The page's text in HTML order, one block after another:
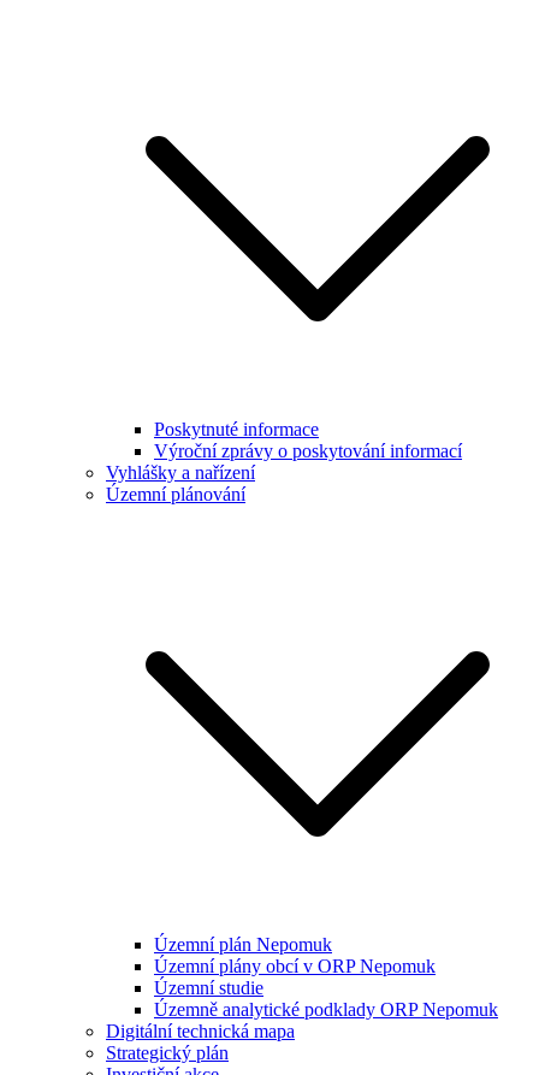
Poskytnuté informace
Výroční zprávy o poskytování informací
Vyhlášky a nařízení
Územní plánování
Územní plán Nepomuk
Územní plány obcí v ORP Nepomuk
Územní studie
Územně analytické podklady ORP Nepomuk
Digitální technická mapa
Strategický plán